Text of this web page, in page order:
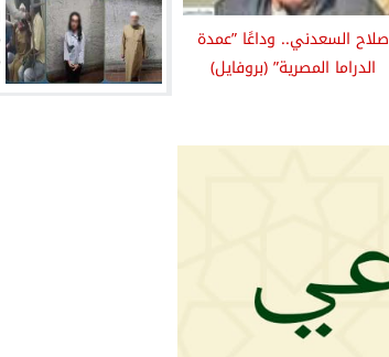
صلاح السعدني.. وداعًا ”عمدة
الدراما المصرية” (بروفايل)